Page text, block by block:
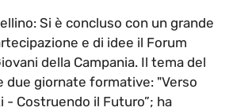
Si è concluso con un grande
e di idee il Forum
della Campania. Il tema del
due giornate formative: "Verso
- Costruendo il Futuro”; ha